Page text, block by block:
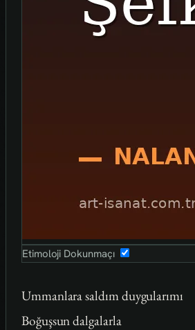
Etimoloji Dokunmaçı
Ummanlara saldım duygularımı
Boğuşsun dalgalarla